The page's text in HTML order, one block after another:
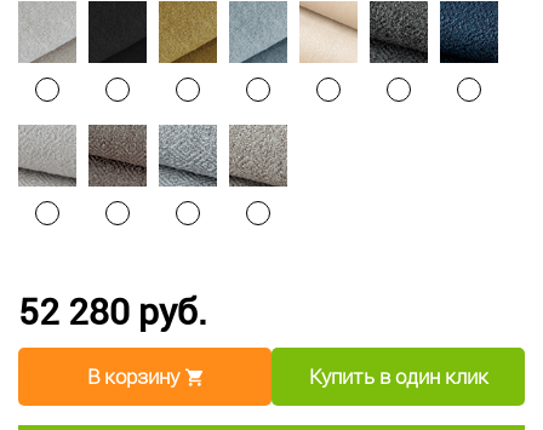
52 280 руб.
В корзину Купить в один клик